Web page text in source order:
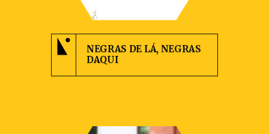
NEGRAS DE LÁ, NEGRAS
DAQUI